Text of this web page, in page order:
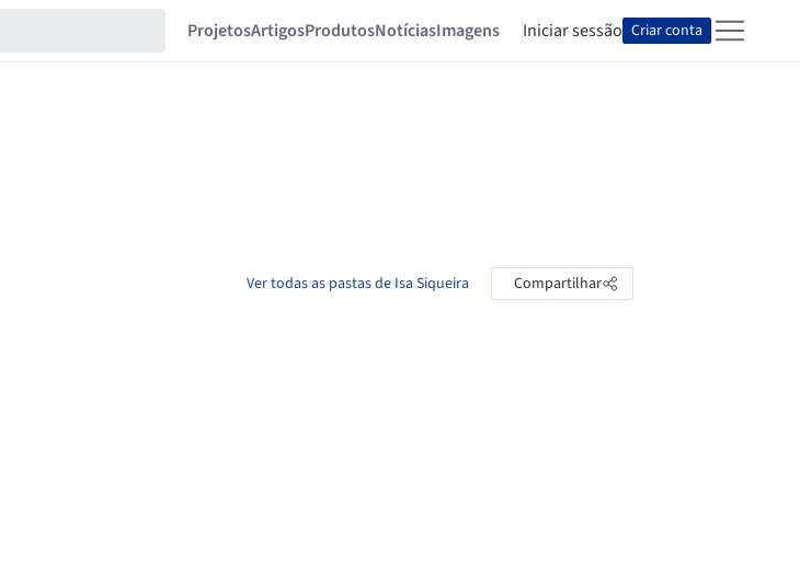
ProjetosArtigosProdutosNotíciasImagens Iniciar sessão Criar conta
Ver todas as pastas de Isa Siqueira Compartilhar